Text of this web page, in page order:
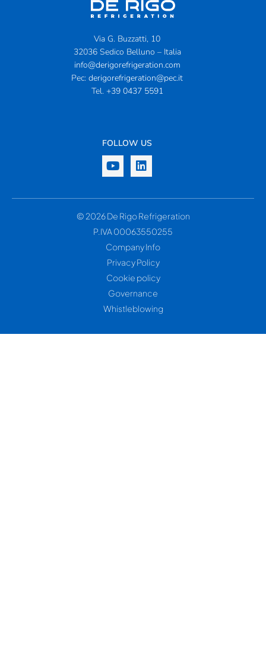
Via G. Buzzatti, 10
32036 Sedico Belluno – Italia
info@derigorefrigeration.com
Pec: derigorefrigeration@pec.it
Tel. +39 0437 5591
FOLLOW US
© 2026 De Rigo Refrigeration
P.IVA 00063550255
Company Info
Privacy Policy
Cookie policy
Governance
Whistleblowing